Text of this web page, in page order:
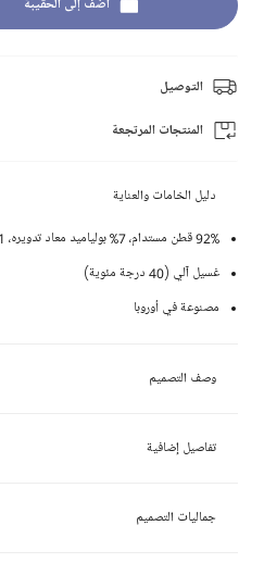
أضف إلى الحقيبة
التوصيل
المنتجات المرتجعة
دليل الخامات والعناية
92% قطن مستدام، 7% بولياميد معاد تدويره، 1% إيلاستين (ناعم ومرن)
غسيل آلي (40 درجة مئوية)
مصنوعة في أوروبا
وصف التصميم
تفاصيل إضافية
جماليات التصميم